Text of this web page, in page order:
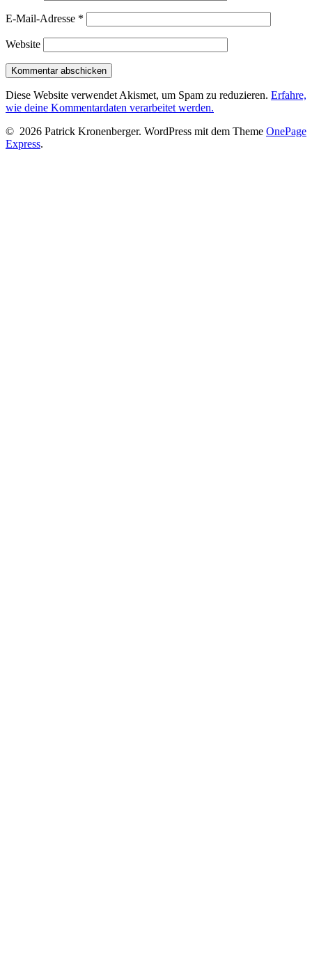
E-Mail-Adresse *
Website
Diese Website verwendet Akismet, um Spam zu reduzieren. Erfahre,
wie deine Kommentardaten verarbeitet werden.
© 2026 Patrick Kronenberger. WordPress mit dem Theme OnePage
Express.